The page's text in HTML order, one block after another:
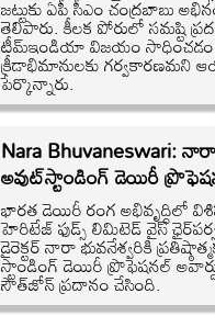
జట్టుకు ఏపీ సీఎం చంద్రబాబు
తెలిపారు. కీలక పోరులో సమష్టి
టీమ్ఇండియా విజయం
క్రీడాభిమానులకు గర్వకారణమని
పేర్కొన్నారు.
Nara Bhuvaneswari:
అవుట్‌స్టాండింగ్ డెయిరీ
భారత డెయిరీ రంగ అభివృద్ధిలో
హెరిటేజ్ ఫుడ్స్ లిమిటెడ్ వైస్
డైరెక్టర్ నారా భువనేశ్వరికి
స్టాండింగ్ డెయిరీ ప్రొఫెషనల్
సౌత్‌జోన్ ప్రదానం చేసింది.